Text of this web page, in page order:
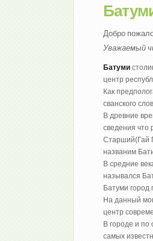
Добро
Уважаемый
Батуми
центр
Как
сванского
В древние
сведения что
Старший(Гай
названим
В средние
назывался
Батуми город
На данный
центр
В городе и по
самых